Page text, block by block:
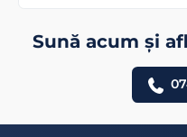
Sună acum și